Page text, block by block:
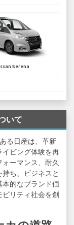
Serena
いて
る日産は、革新
イビング体験を再
ーマンス、耐久
ち、ビジネスと
的なブランド価
リティ社会を創